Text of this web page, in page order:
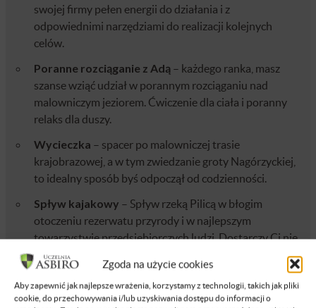
Zgoda na użycie cookies
Aby zapewnić jak najlepsze wrażenia, korzystamy z technologii, takich jak pliki
cookie, do przechowywania i/lub uzyskiwania dostępu do informacji o
swojej firmy pełen energii do działania i z
odpowiednimi narzędziami do realizacji kolejnych
celów.
Poranne rozciąganie z Adą – każdego ranka, masz
szanse wziąć udział w porannym rozciąganiu nad
malowniczym jeziorem. Ćwiczenie dla ciała i poranny
relaks dla duszy.
Wycieczka – spacer po malowniczej trasie
krajobrazowej, a w tym zwiedzanie groty Nagórzyckiej,
to idealny sposób byś odpoczął od codzienności.
Spływ kajakowy – Spływ rzeką Pilicą w błogim
otoczeniu rezerwatu przyrody i w najlepszym
towarzystwie przedsiębiorczych ludzi. Dostarczy Ci nie
tylko dawki ruchu ale i dobrej zabawy.
Szkolenie strzeleckie i pierwsza pomoc
– Nauka
strzelania z wykorzystaniem innowacyjnych